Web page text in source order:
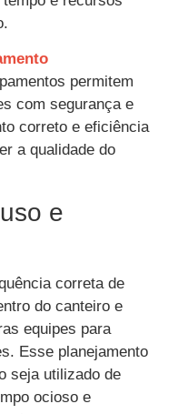
permitem
com segurança e
correto e eficiência
a qualidade do
e
correta de
do canteiro e
equipes para
Esse planejamento
seja utilizado de
ocioso e